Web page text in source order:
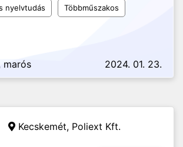
nyelvtudás Többműszakos
marós 2024. 01. 23.
Kecskemét, Poliext Kft.